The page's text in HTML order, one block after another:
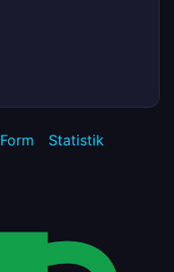
Form
Statistik